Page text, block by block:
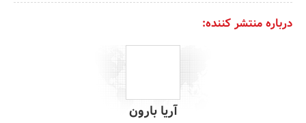
درباره منتشر کننده:
آریا بارون